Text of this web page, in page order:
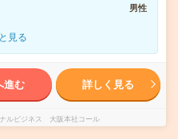
男性
見る
進む 詳しく見る
ルビジネス 大阪本社コール